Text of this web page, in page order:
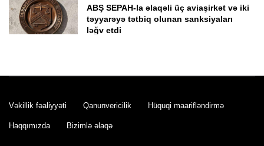
ABŞ SEPAH-la əlaqəli üç aviaşirkət və iki
təyyarəyə tətbiq olunan sanksiyaları
ləğv etdi
MN-in “İstirahət ev”nin sabiq rəisi
Vəkillik fəaliyyəti Qanunvericilik Hüquqi maarifləndirmə
Haqqımızda Bizimlə əlaqə